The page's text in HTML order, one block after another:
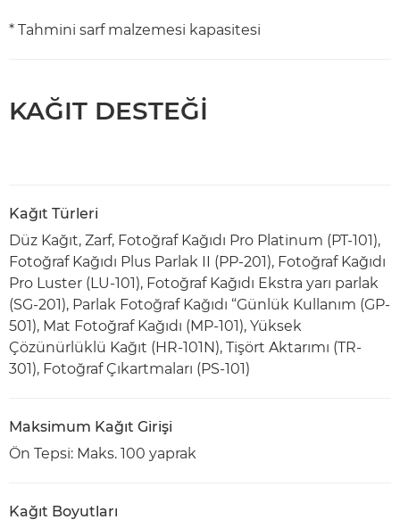
* Tahmini sarf malzemesi kapasitesi
KAĞIT DESTEĞİ
Kağıt Türleri
Düz Kağıt, Zarf, Fotoğraf Kağıdı Pro Platinum (PT-101),
Fotoğraf Kağıdı Plus Parlak II (PP-201), Fotoğraf Kağıdı
Pro Luster (LU-101), Fotoğraf Kağıdı Ekstra yarı parlak
(SG-201), Parlak Fotoğraf Kağıdı “Günlük Kullanım (GP-
501), Mat Fotoğraf Kağıdı (MP-101), Yüksek
Çözünürlüklü Kağıt (HR-101N), Tişört Aktarımı (TR-
301), Fotoğraf Çıkartmaları (PS-101)
Maksimum Kağıt Girişi
Ön Tepsi: Maks. 100 yaprak
Kağıt Boyutları